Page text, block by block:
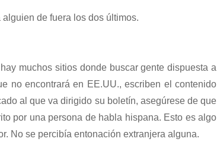
de fuera los dos últimos.
muchos sitios donde buscar gente dispuesta a
no encontrará en EE.UU., escriben el contenido
al que va dirigido su boletín, asegúrese de que
por una persona de habla hispana. Esto es algo
No se percibía entonación extranjera alguna.